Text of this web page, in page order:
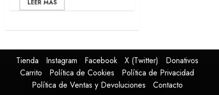
LEER MÁS
Tienda Instagram Facebook X (Twitter)
Donativos
Carrito
Política de Cookies
Política de Privacidad
Política de Ventas y Devoluciones
Contacto